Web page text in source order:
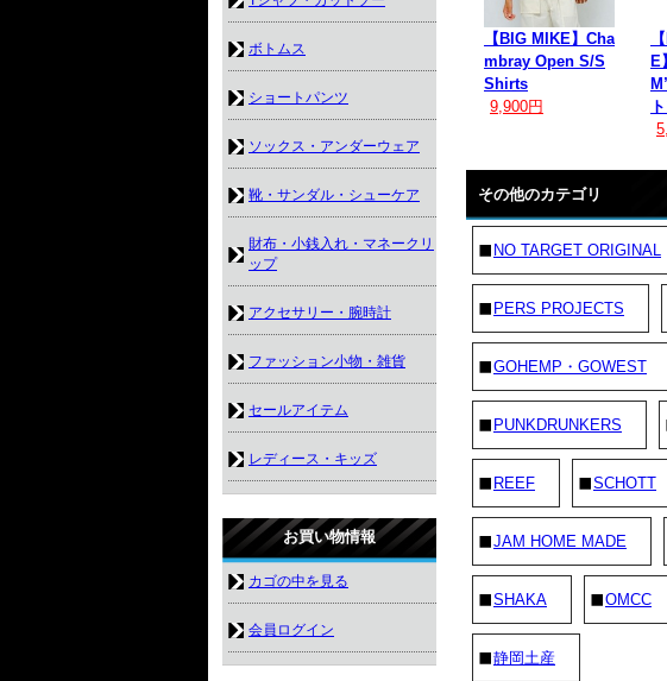
【BIG MIKE】Cha
mbray Open S/S
Shirts
9,900円
E
その他のカテゴリ
NO TARGET ORIGINAL
PERS PROJECTS
GOHEMP・GOWEST
PUNKDRUNKERS
REEF SCHOTT
JAM HOME MADE
SHAKA OMCC
静岡土産
ボトムス
ショートパンツ
ソックス・アンダーウェア
靴・サンダル・シューケア
財布・小銭入れ・マネークリ
ップ
アクセサリー・腕時計
ファッション小物・雑貨
セールアイテム
レディース・キッズ
お買い物情報
カゴの中を見る
会員ログイン